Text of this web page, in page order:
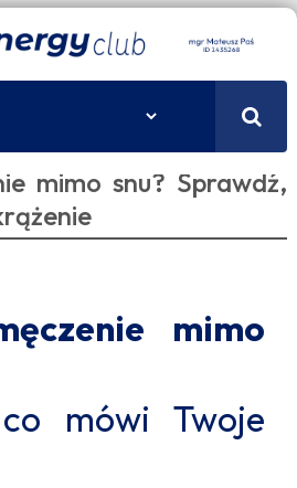
mimo snu? Sprawdź,
mimo
mówi Twoje